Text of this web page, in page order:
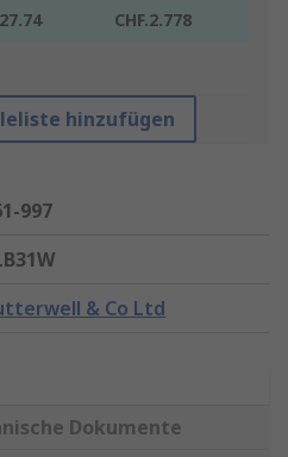
CHF.2.778
hinzufügen
997
& Co Ltd
Dokumente